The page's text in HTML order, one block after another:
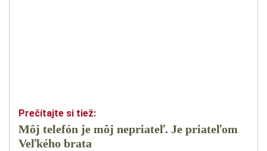
Môj telefón je môj nepriateľ. Je priateľom
Veľkého brata